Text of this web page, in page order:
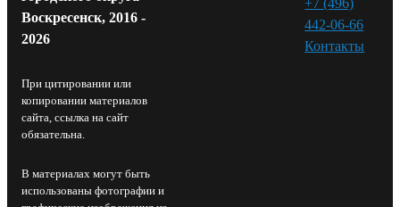
Воскресенск, 2016 -
2026
При цитировании или
копировании материалов
сайта, ссылка на сайт
обязательна.
В материалах могут быть
использованы фотографии и
442-06-66
Контакты⁠